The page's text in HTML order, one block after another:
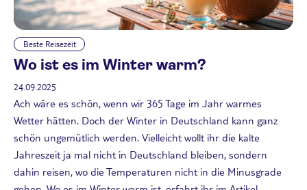
Beste Reisezeit
Wo ist es im Winter warm?
24.09.2025
Ach wäre es schön, wenn wir 365 Tage im Jahr warmes
Wetter hätten. Doch der Winter in Deutschland kann ganz
schön ungemütlich werden. Vielleicht wollt ihr die kalte
Jahreszeit ja mal nicht in Deutschland bleiben, sondern
dahin reisen, wo die Temperaturen nicht in die Minusgrade